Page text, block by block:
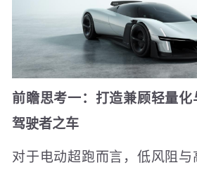
前瞻思考一：打造兼顾轻量
驾驶者之车
对于电动超跑而言，低风阻